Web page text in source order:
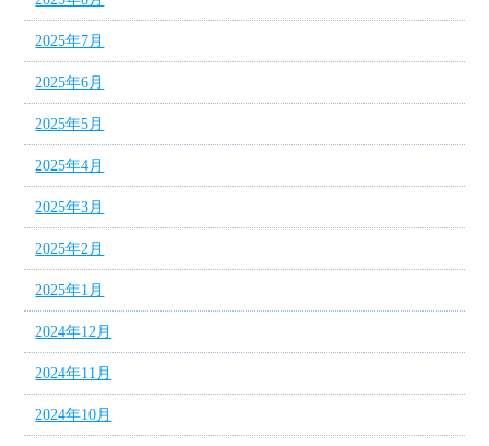
2025年7月
2025年6月
2025年5月
2025年4月
2025年3月
2025年2月
2025年1月
2024年12月
2024年11月
2024年10月